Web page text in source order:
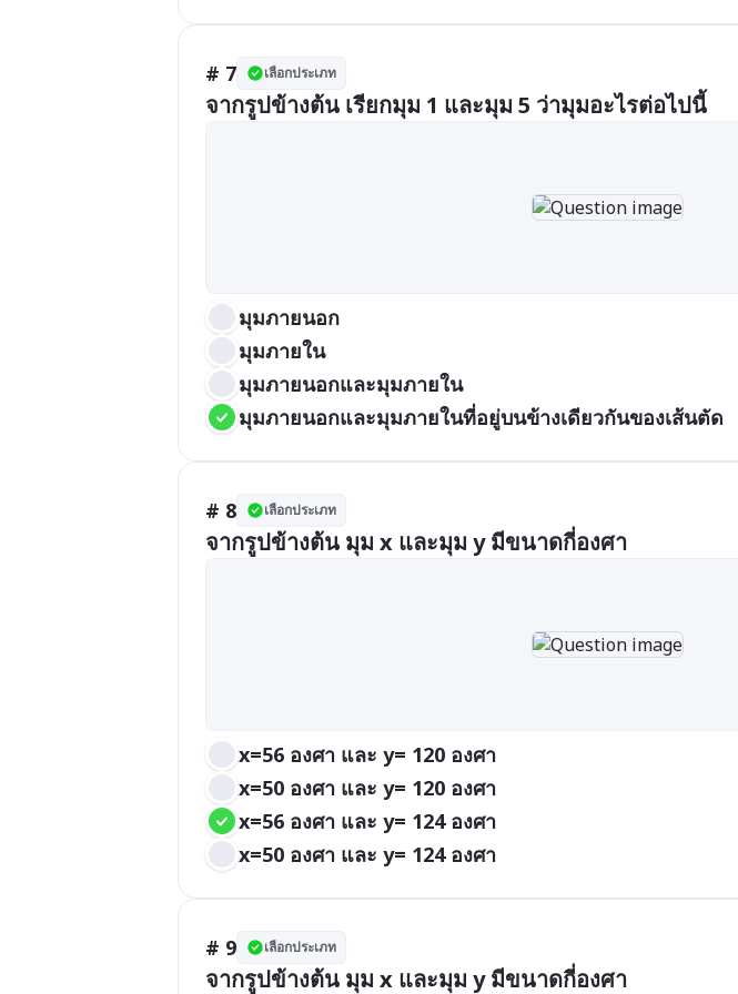
# 7 เลือกประเภท
จากรูปข้างต้น เรียกมุม 1 และมุม 5 ว่ามุมอะไรต่อไปนี้
มุมภายนอก
มุมภายใน
มุมภายนอกและมุมภายใน
มุมภายนอกและมุมภายในที่อยู่บนข้างเดียวกันของเส้นตัด
# 8 เลือกประเภท
จากรูปข้างต้น มุม x และมุม y มีขนาดกี่องศา
x=56 องศา และ y= 120 องศา
x=50 องศา และ y= 120 องศา
x=56 องศา และ y= 124 องศา
x=50 องศา และ y= 124 องศา
# 9 เลือกประเภท
จากรูปข้างต้น มุม x และมุม y มีขนาดกี่องศา